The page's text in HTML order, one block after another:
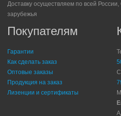
Доставку осуществляем по всей
зарубежья
Покупателям
Гарантии
Как сделать заказ
Оптовые заказы
Продукция на заказ
Лизенции и сертификаты